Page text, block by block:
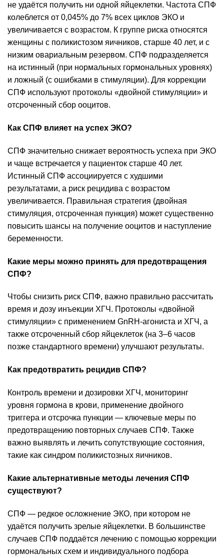
не удаётся получить ни одной яйцеклетки. Частота СПФ
колеблется от 0,045% до 7% всех циклов ЭКО и
увеличивается с возрастом. К группе риска относятся
женщины с поликистозом яичников, старше 40 лет, и с
низким овариальным резервом. СПФ подразделяется
на истинный (при нормальных гормональных уровнях)
и ложный (с ошибками в стимуляции). Для коррекции
СПФ используют протоколы «двойной стимуляции» и
отсроченный сбор ооцитов.
Как СПФ влияет на успех ЭКО?
СПФ значительно снижает вероятность успеха при ЭКО
и чаще встречается у пациенток старше 40 лет.
Истинный СПФ ассоциируется с худшими
результатами, а риск рецидива с возрастом
увеличивается. Правильная стратегия (двойная
стимуляция, отсроченная пункция) может существенно
повысить шансы на получение ооцитов и наступление
беременности.
Какие меры можно принять для предотвращения
СПФ?
Чтобы снизить риск СПФ, важно правильно рассчитать
время и дозу инъекции ХГЧ. Протоколы «двойной
стимуляции» с применением GnRH-агониста и ХГЧ, а
также отсроченный сбор яйцеклеток (на 3–6 часов
позже стандартного времени) улучшают результаты.
Как предотвратить рецидив СПФ?
Контроль времени и дозировки ХГЧ, мониторинг
уровня гормона в крови, применение двойного
триггера и отсрочка пункции — ключевые меры по
предотвращению повторных случаев СПФ. Также
важно выявлять и лечить сопутствующие состояния,
такие как синдром поликистозных яичников.
Какие альтернативные методы лечения СПФ
существуют?
СПФ — редкое осложнение ЭКО, при котором не
удаётся получить зрелые яйцеклетки. В большинстве
случаев СПФ поддаётся лечению с помощью коррекции
гормональных схем и индивидуального подбора